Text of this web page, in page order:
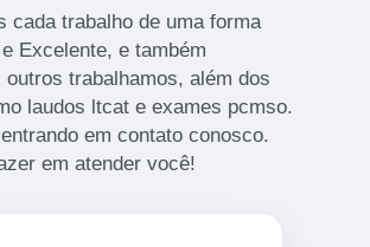
cada trabalho de uma forma
Excelente, e também
outros trabalhamos, além dos
laudos ltcat e exames pcmso.
em contato conosco.
em atender você!